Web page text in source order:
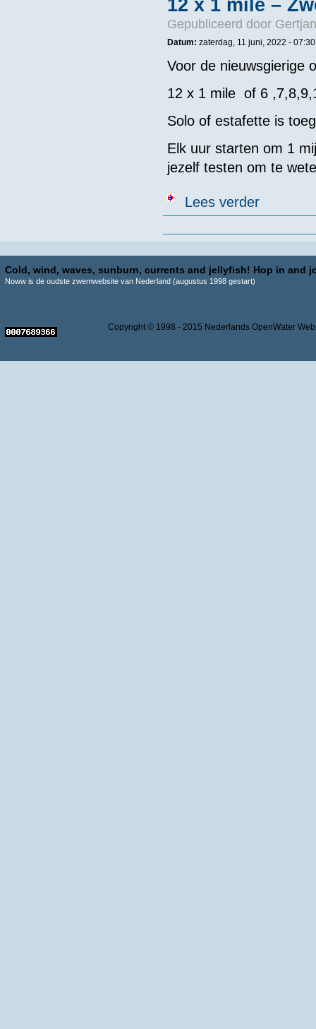
12 x 1 mile –
Gepubliceerd door
Datum: zaterdag, 11 juni, 2022 - 07:30
Voor de nieuwsgierige
12 x 1 mile of 6
Solo of estafette is
Elk uur starten om 1
jezelf testen om te
Lees verderover 12 x 1
Cold, wind, waves, sunburn, currents and jellyfish! Hop in and
Noww is de oudste zwemwebsite van Nederland (augustus 1998 gestart)
Copyright © 1998 - 2015 Nederlands OpenWater